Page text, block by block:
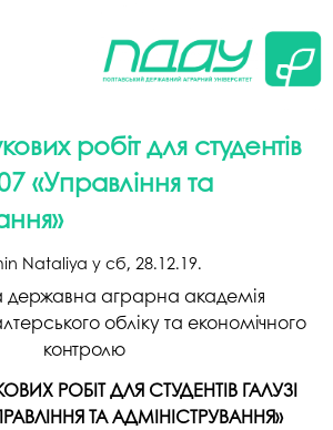
вмісту
робіт для студентів
«Управління та
Nataliya у сб, 28.12.19.
державна аграрна академія
обліку та економічного
контролю
РОБІТ ДЛЯ СТУДЕНТІВ ГАЛУЗІ
ТА АДМІНІСТРУВАННЯ»